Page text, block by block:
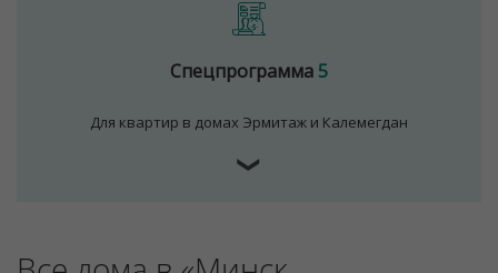
Спецпрограмма5
Для квартир в домах Эрмитаж и Калемегдан
❯